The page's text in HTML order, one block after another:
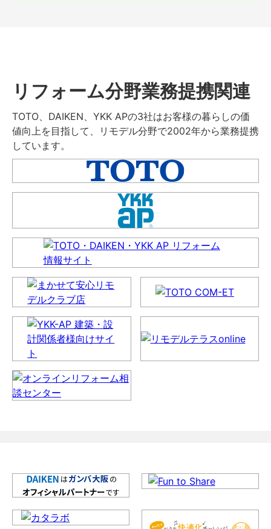
リフォーム分野業務提携関連
TOTO、DAIKEN、YKK APの3社はお客様の暮らしの価
値向上を目指して、リモデル分野で2002年から業務提携
しています。